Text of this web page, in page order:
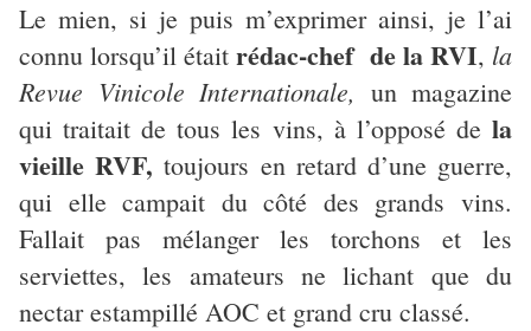
Le mien, si je puis m’exprimer ainsi, je l’ai
connu lorsqu’il étaitrédac-chef de la RVI, la
Revue Vinicole Internationale, un magazine
qui traitait de tous les vins, à l’opposé de la
vieille RVF,toujours en retard d’une guerre,
qui elle campait du côté des grands vins.
Fallait pas mélanger les torchons et les
serviettes, les amateurs ne lichant que du
nectar estampillé AOC et grand cru classé.